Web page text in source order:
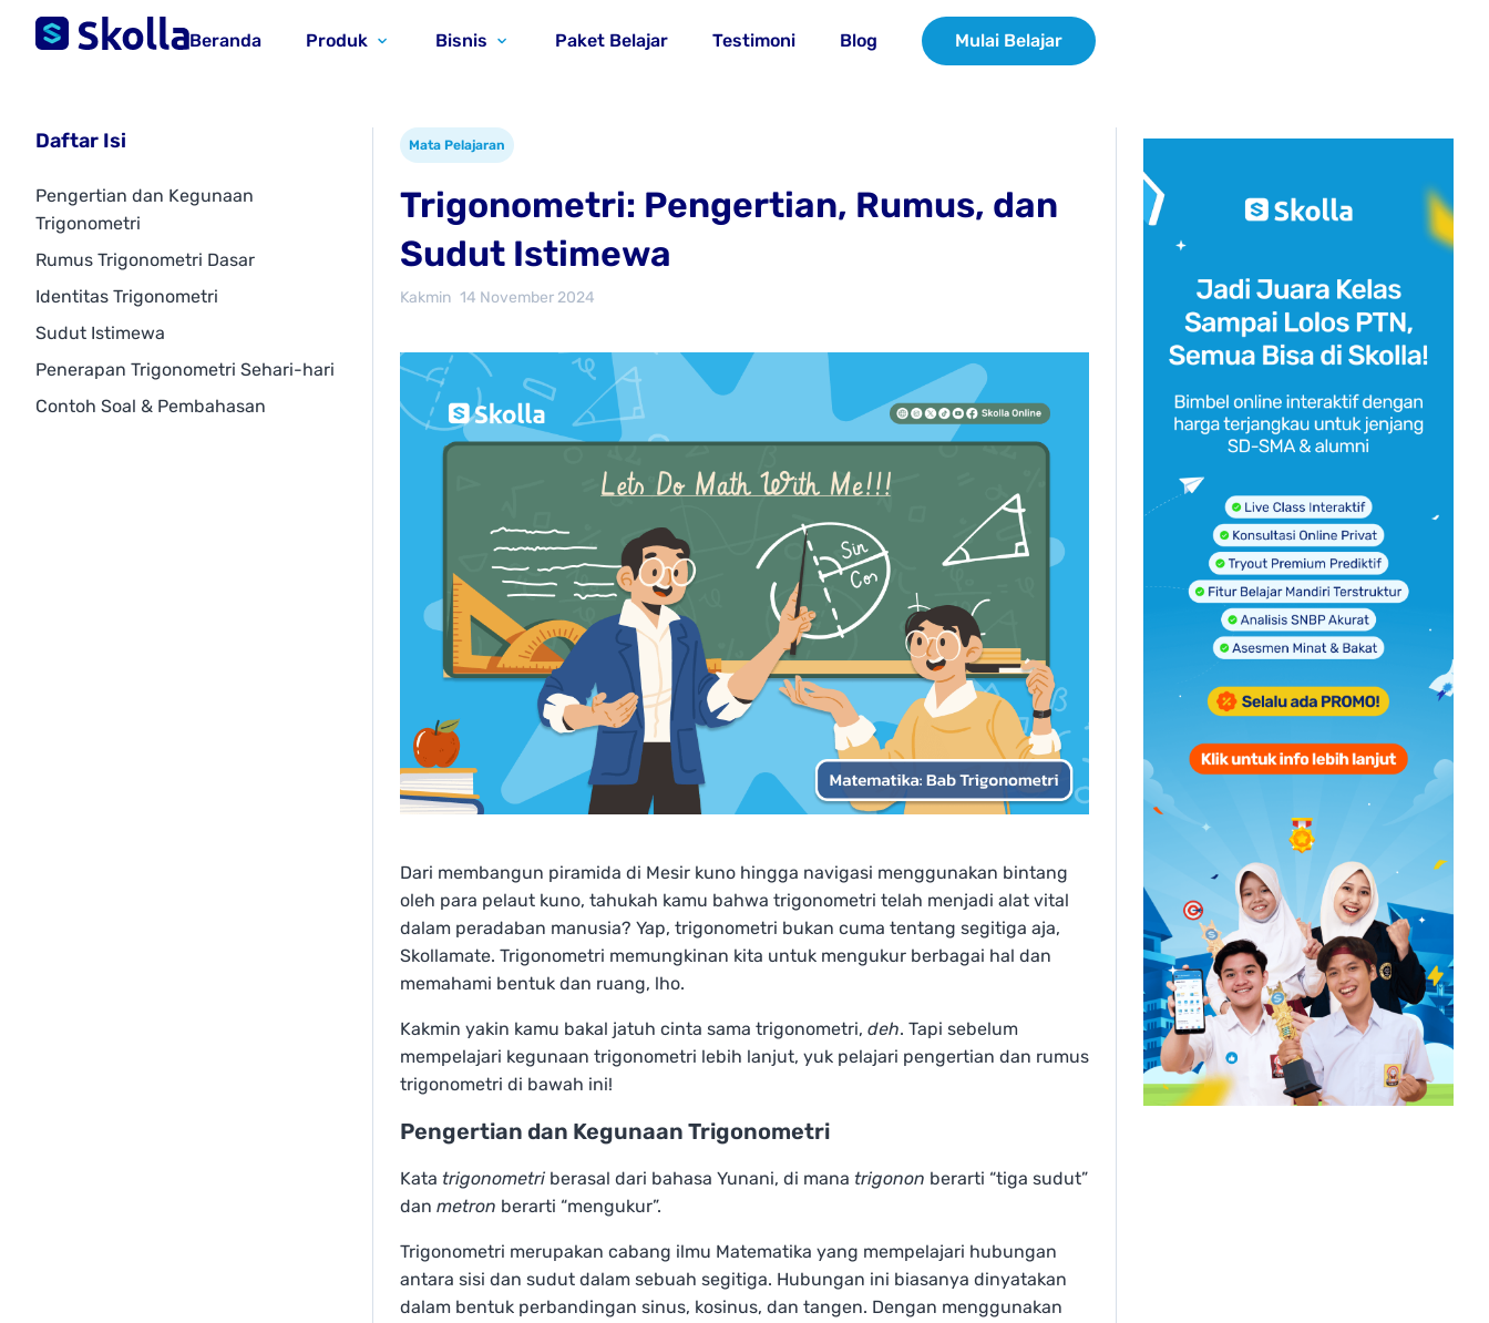
Beranda Produk Bisnis Paket Belajar Testimoni Blog Mulai Belajar
Daftar Isi
Pengertian dan Kegunaan
Trigonometri
Rumus Trigonometri Dasar
Identitas Trigonometri
Sudut Istimewa
Penerapan Trigonometri Sehari-hari
Contoh Soal & Pembahasan
Mata Pelajaran
Trigonometri: Pengertian, Rumus, dan
Sudut Istimewa
Kakmin 14 November 2024
Dari membangun piramida di Mesir kuno hingga navigasi menggunakan bintang
oleh para pelaut kuno, tahukah kamu bahwa trigonometri telah menjadi alat vital
dalam peradaban manusia? Yap, trigonometri bukan cuma tentang segitiga aja,
Skollamate. Trigonometri memungkinan kita untuk mengukur berbagai hal dan
memahami bentuk dan ruang, lho.
Kakmin yakin kamu bakal jatuh cinta sama trigonometri, deh. Tapi sebelum
mempelajari kegunaan trigonometri lebih lanjut, yuk pelajari pengertian dan rumus
trigonometri di bawah ini!
Pengertian dan Kegunaan Trigonometri
Kata trigonometri berasal dari bahasa Yunani, di mana trigonon berarti “tiga sudut”
dan metron berarti “mengukur”.
Trigonometri merupakan cabang ilmu Matematika yang mempelajari hubungan
antara sisi dan sudut dalam sebuah segitiga. Hubungan ini biasanya dinyatakan
dalam bentuk perbandingan sinus, kosinus, dan tangen. Dengan menggunakan